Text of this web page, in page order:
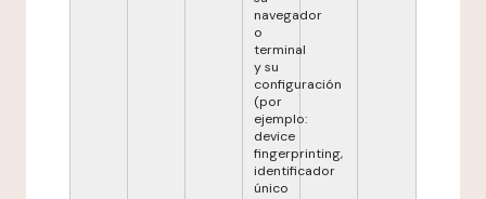
navegador
o
terminal
y su
configuración
(por
ejemplo:
device
fingerprinting,
identificador
único